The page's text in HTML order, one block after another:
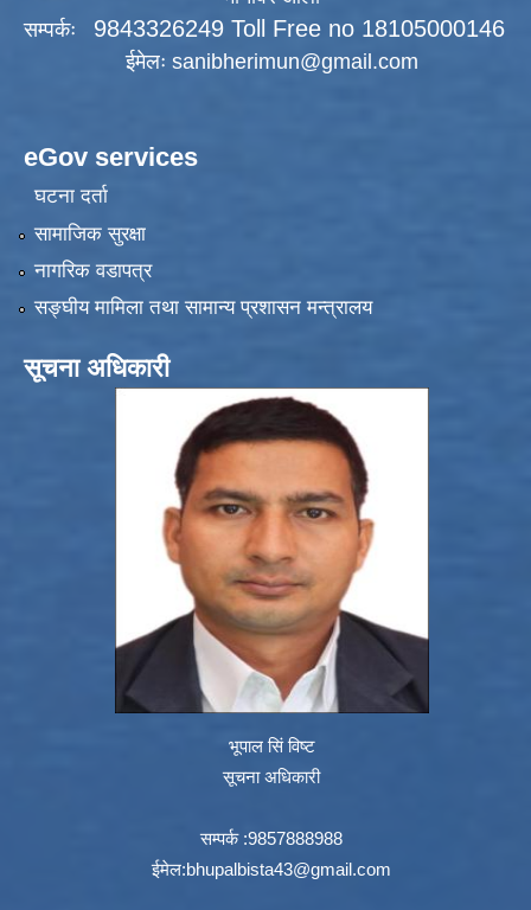
सम्पर्कः 9843326249 Toll Free no 18105000146
ईमेलः sanibherimun@gmail.com
eGov services
घटना दर्ता
सामाजिक सुरक्षा
नागरिक वडापत्र
सङ्‍घीय मामिला तथा सामान्य प्रशासन मन्त्रालय
सूचना अधिकारी
भूपाल सिं विष्ट
सूचना अधिकारी
सम्पर्क :9857888988
ईमेल:bhupalbista43@gmail.com